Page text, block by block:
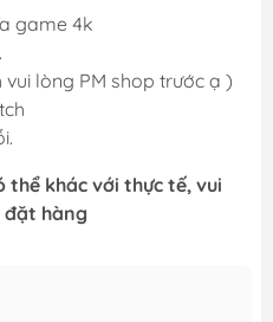
game 4k
vui lòng PM shop trước ạ )
thể khác với thực tế, vui
đặt hàng